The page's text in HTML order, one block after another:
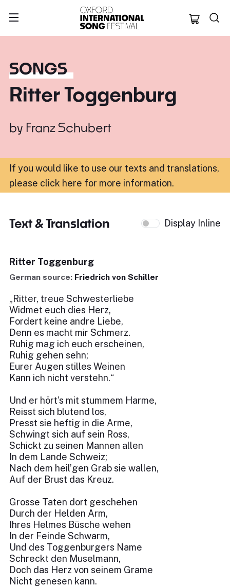
Oxford
SONGS
Ritter Toggenburg
by Franz Schubert
If you would like to use our texts and translations,
please click here for more information.
Text & Translation Display Inline
Ritter Toggenburg
German source: Friedrich von Schiller
„Ritter, treue Schwesterliebe
Widmet euch dies Herz,
Fordert keine andre Liebe,
Denn es macht mir Schmerz.
Ruhig mag ich euch erscheinen,
Ruhig gehen sehn;
Eurer Augen stilles Weinen
Kann ich nicht verstehn.“
Und er hört’s mit stummem Harme,
Reisst sich blutend los,
Presst sie heftig in die Arme,
Schwingt sich auf sein Ross,
Schickt zu seinen Mannen allen
In dem Lande Schweiz;
Nach dem heil’gen Grab sie wallen,
Auf der Brust das Kreuz.
Grosse Taten dort geschehen
Durch der Helden Arm,
Ihres Helmes Büsche wehen
In der Feinde Schwarm,
Und des Toggenburgers Name
Schreckt den Muselmann,
Doch das Herz von seinem Grame
Nicht genesen kann.